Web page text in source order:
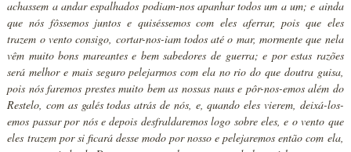
achassem a andar espalhados podiam-nos apanhar todos um a um; e ainda
que nós fôssemos juntos e quiséssemos com eles aferrar, pois que eles
trazem o vento consigo, cortar-nos-iam todos até o mar, mormente que nela
vêm muito bons mareantes e bem sabedores de guerra; e por estas razões
será melhor e mais seguro pelejarmos com ela no rio do que doutra guisa,
pois nós faremos prestes muito bem as nossas naus e pôr-nos-emos além do
Restelo, com as galés todas atrás de nós, e, quando eles vierem, deixá-los-
emos passar por nós e depois desfraldaremos logo sobre eles, e o vento que
eles trazem por si ficará desse modo por nosso e pelejaremos então com ela,